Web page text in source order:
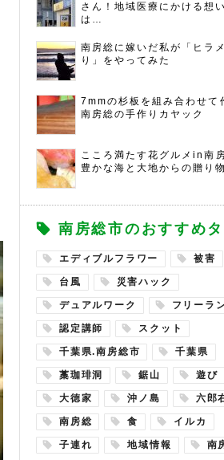
さん！地域医療にかける想
は…
南房総に嫁いだ私が「ヒラ
り」をやってみた
7mmの杉板を組み合わせて
南房総の手作りカヤック
こころ満たす花グルメin南
豊かな海と大地からの贈り物
南房総市のおすすめ
エディブルフラワー 被害
台風 災害ハック
デュアルワーク フリーラ
認定講師 スクット
千葉県.南房総市 千葉県
藁珈琲洞 鋸山 遊び
大徳家 沖ノ島 六郎
南房総 食 イルカ
子連れ 地域情報 南